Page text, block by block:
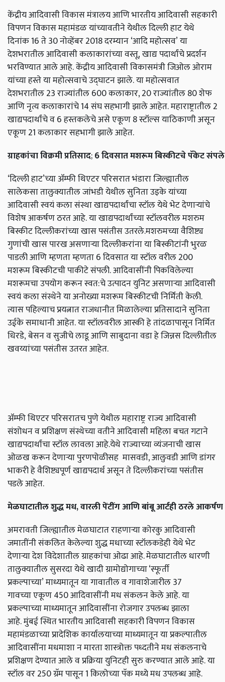
केंद्रीय आदिवासी विकास मंत्रालय आणि भारतीय आदिवासी सहकारी
विपणन विकास महामंडळ यांच्यावतीने येथील दिल्ली हाट येथे
दिनांक 16 ते 30 नोव्हेंबर 2018 दरम्यान‘आदि महोत्सव’या
देशभरातील आदिवासी कलाकारांच्या वस्तू,खाद्य पदार्थांचे प्रदर्शन
भरविण्यात आले आहे.केंद्रीय आदिवासी विकासमंत्री जिओल ओराम
यांच्या हस्ते या महोत्सवाचे उद्घाटन झाले.या महोत्सवात
देशभरातील 23 राज्यांतील 600 कलाकार, 20राज्यांतील80शेफ
आणि नृत्य कलाकारांचे 14 संघ सहभागी झाले आहेत.महाराष्ट्रातील 2
खाद्यपदार्थांचे व 6हस्तकलेचे असे एकूण 8 स्टॉल्स याठिकाणी असून
एकूण 21 कलाकार सहभागी झाले आहेत.
ग्राहकांचाविक्रमीप्रतिसाद;6दिवसातमशरूमबिस्कीटचेपॅकेटसंपले
‘दिल्ली हाट’च्या ॲम्फी थिएटर परिसरात भंडारा जिल्ह्यातील
सालेकसा तालुक्यातील जांभडी येथील सुनिता उइके यांच्या
आदिवासी स्वयं कला संस्था खाद्यपदार्थांचा स्टॉल येथे भेट देणाऱ्यांचे
विशेष आकर्षण ठरत आहे.या खाद्यपदार्थांच्या स्टॉलवरील मशरुम
बिस्कीट दिल्लीकरांच्या खास पसंतीस उतरले.मशरुमच्या वैशिष्ट्य
गुणांची खास पारख असणाऱ्या दिल्लीकरांना या बिस्कीटांनी भुरळ
पाडली आणि म्हणता म्हणता 6 दिवसात या स्टॉल वरील 200
मशरूमबिस्कीटची पाकीटे संपली.आदिवासींनी पिकविलेल्या
मशरूमचा उपयोग करून स्वत:चे उत्पादन युनिट असणाऱ्या आदिवासी
स्वयं कला संस्थेने या अनोख्या मशरूम बिस्कीटची निर्मिती केली.
त्यास पहिल्याच प्रयत्नात राजधानीत मिळालेल्या प्रतिसादाने सुनिता
उईके समाधानी आहेत.या स्टॉलवरील आस्की हे तांदळापासून निर्मित
धिरडे,बेसन व सुजीचे लाडू आणि साबुदाना वडा हे जिन्नस दिल्लीतील
खवय्यांच्या पसंतीस उतरत आहेत.
ॲम्फी थिएटर परिसरातच पुणे येथील महाराष्ट्र राज्य आदिवासी
संशोधन व प्रशिक्षण संस्थेच्या वतीने आदिवासी महिला बचत गटाने
खाद्यपदार्थांचा स्टॉल लावला आहे.येथे राज्याच्या व्यंजनाची खास
ओळख करून देणाऱ्या पुरणपोळीसह मासवडी, आलुवडी आणि डांगर
भाकरी हे वैशिष्ट्यपूर्ण खाद्यपदार्थ असून ते दिल्लीकरांच्या पसंतीस
पडले आहेत.
मेळघाटातीलशुद्धमध,वारलीपेंटींगआणिबांबूआर्टहीठरलेआकर्षण
अमरावती जिल्ह्यातील मेळघाटात राहणाऱ्या कोरकु आदिवासी
जमातींनी संकलित केलेल्या शुद्ध मधाच्या स्टॉलकडेही येथे भेट
देणाऱ्या देश विदेशातील ग्राहकांचा ओढा आहे. मेळघाटातील धारणी
तालुक्यातील सुसरदा येथे खादी ग्रामोद्योगाच्या ‘स्फूर्ती
प्रकल्पाच्या’माध्यमातूनयागावातील व गावाशेजारील 37
गावच्याएकूण 450 आदिवासींनी मध संकलन केले आहे.या
प्रकल्पाच्या माध्यमातून आदिवासींना रोजगार उपलब्ध झाला
आहे.मुंबई स्थित भारतीय आदिवासी सहकारी विपणन विकास
महामंडळाच्या प्रादेशिक कार्यालयाच्या माध्यमातून या प्रकल्पातील
आदिवासींना मधमाशा न मारता शास्त्रोक्त पध्दतीने मध संकलनाचे
प्रशिक्षण देण्यात आले व प्रक्रिया युनिटही सुरु करण्यात आले आहे.या
स्टॉल वर 250 ग्रॅम पासून 1 किलोच्या पॅक मध्ये मध उपलब्ध आहे.